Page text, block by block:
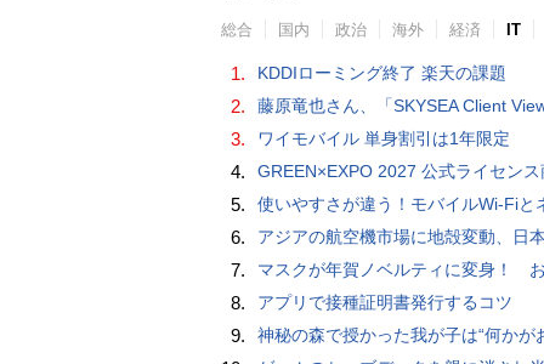
総合 国内 政治 海外 経済 IT
1. KDDIローミング終了 楽天の課題
2. 藤原竜也さん、「SKYSEA Client View」新CMで「AI労務改善」をアピール 働き方をAIが分析したら「すぐに休んで」と
3. ワイモバイル 単身割引は1年限定
4. GREEN×EXPO 2027 公式ライセンス商品！初の「トゥンクトゥンク」公式LINEスタンプ、販
5. 使いやすさが違う！モバイルWi-FiとネットHDD【PC-DIY 秋
6. アジアの航空機市場に地殻変動、日本のサプライヤーに
7. マスクが年賀ノベルティに変身！ お正月特別パッケージの注文受
8. アプリで接種証明書発行するコツ
9. 神秘の森で授かった我が子は“何かがおかしい”『ナイトボーン -夜哭-』本編映像解禁 母の絶叫顔うちわが全国の劇場に［